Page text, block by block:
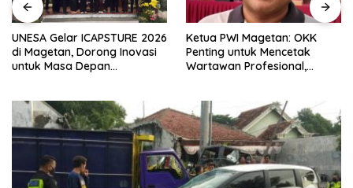
UNESA Gelar ICAPSTURE 2026
di Magetan, Dorong Inovasi
untuk Masa Depan
Ketua PWI Magetan: OKK
Penting untuk Mencetak
Wartawan Profesional,